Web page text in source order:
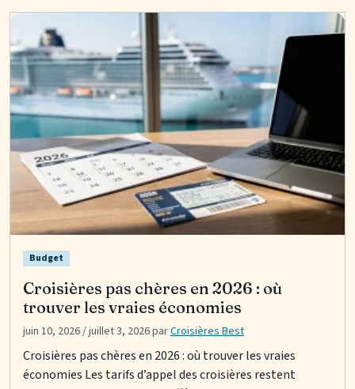
Budget
Croisières pas chères en 2026 : où
trouver les vraies économies
juin 10, 2026/juillet 3, 2026parCroisières Best
Croisières pas chères en 2026 : où trouver les vraies
économies Les tarifs d’appel des croisières restent